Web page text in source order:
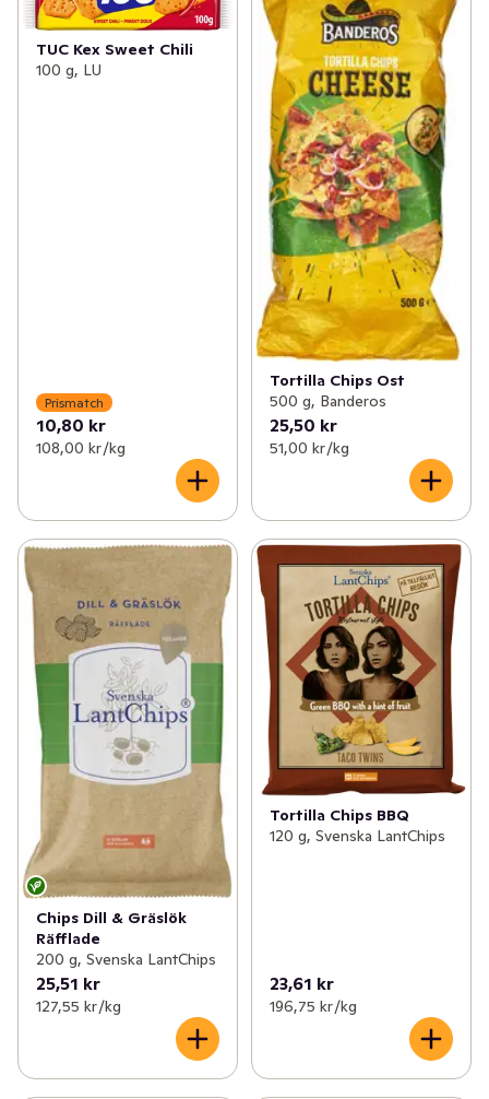
TUC Kex Sweet Chili
100 g, LU
Prismatch
10,80 kr
108,00 kr /kg
Tortilla Chips Ost
500 g, Banderos
25,50 kr
51,00 kr /kg
Chips Dill & Gräslök
Räfflade
200 g, Svenska LantChips
25,51 kr
127,55 kr /kg
Tortilla Chips BBQ
120 g, Svenska LantChips
23,61 kr
196,75 kr /kg